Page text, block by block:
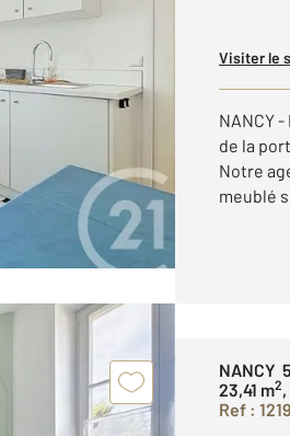
Visiter le
NANCY
de la
Notre
meublé
NANCY
23,41 m2
Ref :